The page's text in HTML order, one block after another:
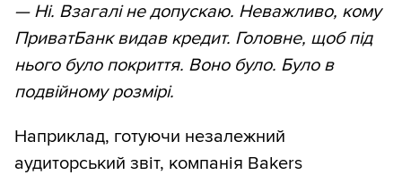
— Ні. Взагалі не допускаю. Неважливо, кому
ПриватБанк видав кредит. Головне, щоб під
нього було покриття. Воно було. Було в
подвійному розмірі.
Наприклад, готуючи незалежний
аудиторський звіт, компанія Bakers